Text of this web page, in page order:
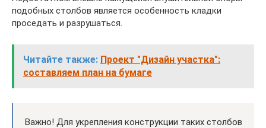
подобных столбов является особенность кладки
проседать и разрушаться.
Читайте также: Проект "Дизайн участка":
составляем план на бумаге
Важно! Для укрепления конструкции таких столбов